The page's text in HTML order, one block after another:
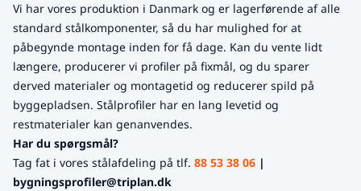
Vi har vores produktion i Danmark og er lagerførende af alle
standard stålkomponenter, så du har mulighed for at
påbegynde montage inden for få dage. Kan du vente lidt
længere, producerer vi profiler på fixmål, og du sparer
derved materialer og montagetid og reducerer spild på
byggepladsen. Stålprofiler har en lang levetid og
restmaterialer kan genanvendes.
Har du spørgsmål?
Tag fat i vores stålafdeling på tlf. 88 53 38 06 |
bygningsprofiler@triplan.dk